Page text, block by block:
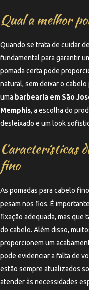
Qual a melhor
Quando se trata de cuidar
fundamental para garantir
pomada certa pode
natural, sem deixar o
uma barbearia em São
Memphis, a escolha do
desleixado e um look
Características
fino
As pomadas para cabelo
pesam nos fios. É
fixação adequada, mas que
do cabelo. Além disso,
proporcionem um
pode evidenciar a falta de
estão sempre atualizados
atender às necessidades